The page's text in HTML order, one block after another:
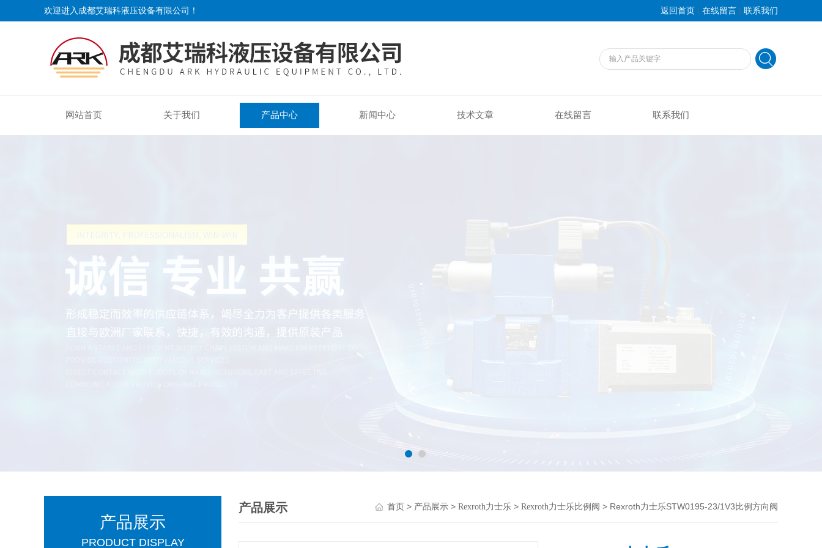
欢迎进入成都艾瑞科液压设备有限公司！ 返回首页 | 在线留言 | 联系我们
网站首页 关于我们 产品中心 新闻中心 技术文章 在线留言 联系我们
产品展示
PRODUCT DISPLAY
产品展示 首页 > 产品展示 > Rexroth力士乐 > Rexroth力士乐比例阀 > Rexroth力士乐STW0195-23/1V3比例方向阀